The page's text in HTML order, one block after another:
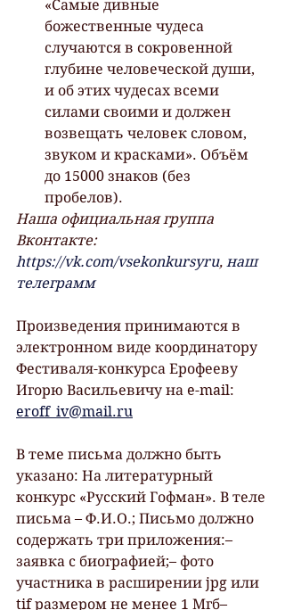
«Самые дивные
божественные чудеса
случаются в сокровенной
глубине человеческой души,
и об этих чудесах всеми
силами своими и должен
возвещать человек словом,
звуком и красками». Объём
до 15000 знаков (без
пробелов).
Наша официальная группа
Вконтакте:
https://vk.com/vsekonkursyru, наш
телеграмм
Произведения принимаются в
электронном виде координатору
Фестиваля-конкурса Ерофееву
Игорю Васильевичу на e-mail:
eroff_iv@mail.ru
В теме письма должно быть
указано: На литературный
конкурс «Русский Гофман». В теле
письма – Ф.И.О.; Письмо должно
содержать три приложения:–
заявка с биографией;– фото
участника в расширении jpg или
tif размером не менее 1 Мгб–